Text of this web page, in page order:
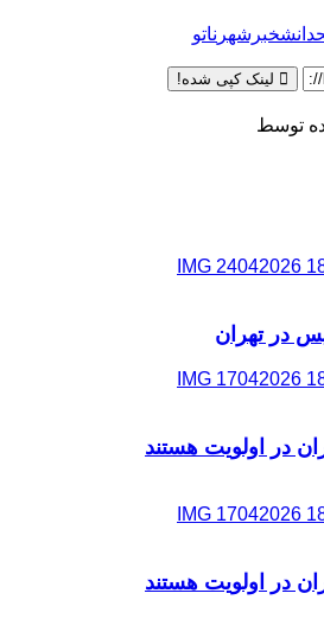
خبرشهر ناتو
لینک کپی شده!
توسط
در تهران
در اولویت هستند
در اولویت هستند